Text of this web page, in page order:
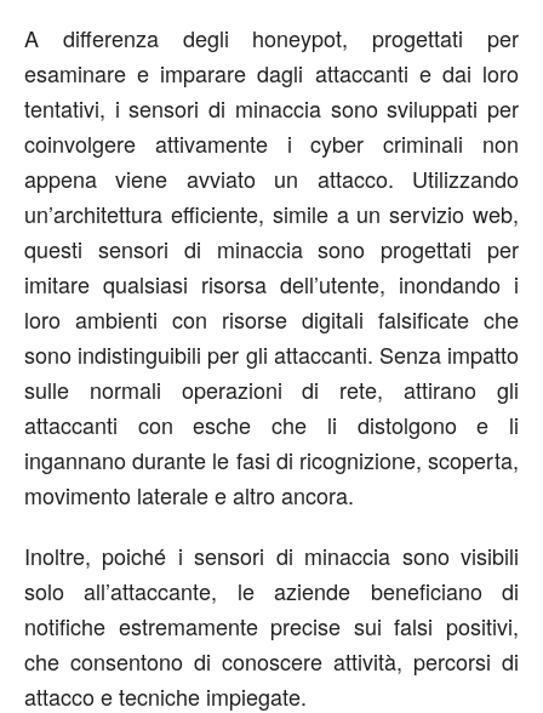
A differenza degli honeypot, progettati per
esaminare e imparare dagli attaccanti e dai loro
tentativi, i sensori di minaccia sono sviluppati per
coinvolgere attivamente i cyber criminali non
appena viene avviato un attacco. Utilizzando
un’architettura efficiente, simile a un servizio web,
questi sensori di minaccia sono progettati per
imitare qualsiasi risorsa dell’utente, inondando i
loro ambienti con risorse digitali falsificate che
sono indistinguibili per gli attaccanti. Senza impatto
sulle normali operazioni di rete, attirano gli
attaccanti con esche che li distolgono e li
ingannano durante le fasi di ricognizione, scoperta,
movimento laterale e altro ancora.
Inoltre, poiché i sensori di minaccia sono visibili
solo all’attaccante, le aziende beneficiano di
notifiche estremamente precise sui falsi positivi,
che consentono di conoscere attività, percorsi di
attacco e tecniche impiegate.